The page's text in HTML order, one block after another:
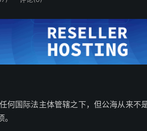
何国际法主体管辖之下，但公海从来不